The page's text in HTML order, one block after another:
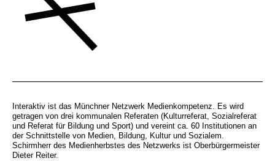
Interaktiv ist das Münchner Netzwerk Medienkompetenz. Es wird
getragen von drei kommunalen Referaten (Kulturreferat, Sozialreferat
und Referat für Bildung und Sport) und vereint ca. 60 Institutionen an
der Schnittstelle von Medien, Bildung, Kultur und Sozialem.
Schirmherr des Medienherbstes des Netzwerks ist Oberbürgermeister
Dieter Reiter.